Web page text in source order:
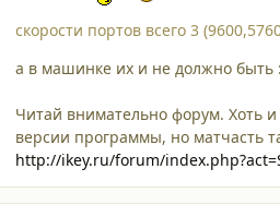
скорости портов всего 3
а в машинке их и не должно быть
Читай внимательно форум. Хоть
версии программы, но матчасть
http://ikey.ru/forum/